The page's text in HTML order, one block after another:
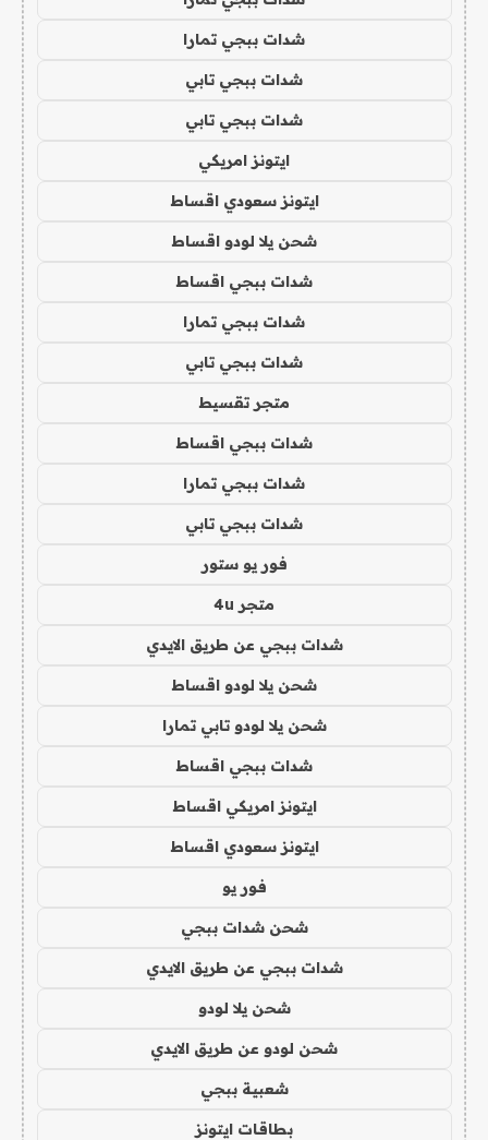
شدات ببجي تمارا
شدات ببجي تابي
شدات ببجي تابي
ايتونز امريكي
ايتونز سعودي اقساط
شحن يلا لودو اقساط
شدات ببجي اقساط
شدات ببجي تمارا
شدات ببجي تابي
متجر تقسيط
شدات ببجي اقساط
شدات ببجي تمارا
شدات ببجي تابي
فور يو ستور
متجر 4u
شدات ببجي عن طريق الايدي
شحن يلا لودو اقساط
شحن يلا لودو تابي تمارا
شدات ببجي اقساط
ايتونز امريكي اقساط
ايتونز سعودي اقساط
فور يو
شحن شدات ببجي
شدات ببجي عن طريق الايدي
شحن يلا لودو
شحن لودو عن طريق الايدي
شعبية ببجي
بطاقات ايتونز